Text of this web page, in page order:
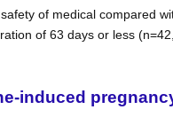
of medical compared
of 63 days or less
induced